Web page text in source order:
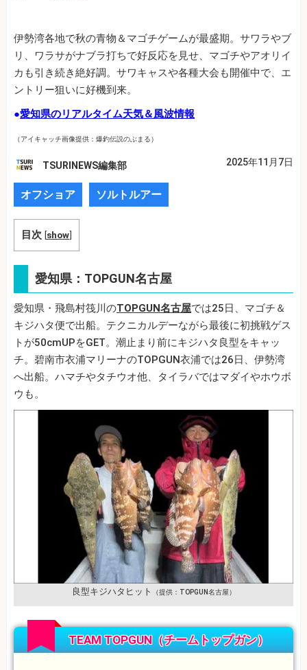
伊勢湾各地で秋の青物＆マゴチゲームが最盛期。サワラやブ
リ、ワラサがナブラ打ちで好反応を見せ、マゴチやアオリイ
カも引き続き絶好調。サワキャスや各種大会も開催中で、エ
ントリー狙いに好機到来。
●愛知県のリアルタイム天気＆風波情報
（アイキャッチ画像提供：爆釣伝説のぶまる）
TSURINEWS編集部 2025年11月7日
オフショア ソルトルアー
目次 [show]
愛知県：TOPGUN名古屋
愛知県・飛島村筏川のTOPGUN名古屋では25日、マゴチ＆
キジハタ便で出船。テクニカルデーながら最後に初挑戦ゲス
トが50cmUPをGET。潮止まり前にキジハタ良型をキャッ
チ。碧南市衣浦マリーナのTOPGUN衣浦では26日、伊勢湾
へ出船。ハマチやタチウオ他、タイラバではマダイやホウボ
ウも。
良型キジハタヒット （提供：TOPGUN名古屋）
TEAM TOPGUN（チームトップガン）